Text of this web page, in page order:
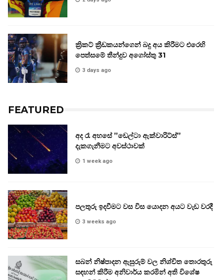
ක්‍රිකට් ක්‍රීඩකයන්ගෙන් බදු අය කිරීමට එරෙහි
පෙත්සමේ තීන්දුව අගෝස්තු 31
3 days ago
FEATURED
අද රෑ අහසේ ”ඩෙල්ටා ඇක්වාරිට්ස්”
දැකගැනීමට අවස්ථාවක්
1 week ago
පලතුරු ඉදවීමට වස විස යොදන අයට වැඩ වරදී
3 weeks ago
සබන් නිෂ්පාදන ඇසුරුම් වල නිශ්චිත තොරතුරු
සඳහන් කිරීම අනිවාර්ය කරමින් අති විශේෂ